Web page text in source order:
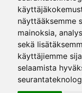
näyttääksemme
mainoksia,
sekä
käyttäjiemme
selaamista